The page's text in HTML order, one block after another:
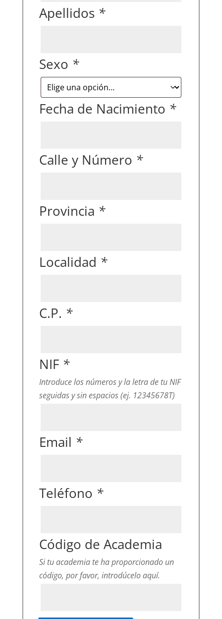
Apellidos *
Sexo *
Fecha de Nacimiento *
Calle y Número *
Provincia *
Localidad *
C.P. *
NIF *
Introduce los números y la letra de tu NIF
seguidas y sin espacios (ej. 12345678T)
Email *
Teléfono *
Código de Academia
Si tu academia te ha proporcionado un
código, por favor, introdúcelo aquí.